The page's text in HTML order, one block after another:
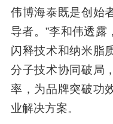
伟博海泰既是创始
导者。”李和伟透露
闪释技术和纳米脂
分子技术协同破局
率，为品牌突破功
业解决方案。